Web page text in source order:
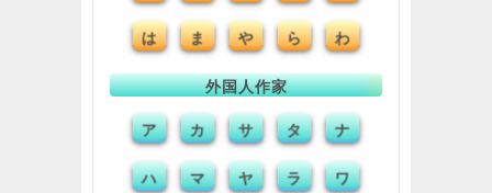
は ま や ら わ
外国人作家
ア カ サ タ ナ
ハ マ ヤ ラ ワ